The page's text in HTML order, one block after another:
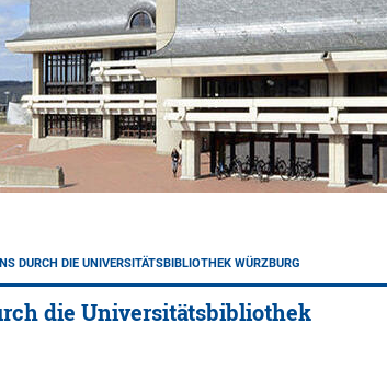
DURCH DIE UNIVERSITÄTSBIBLIOTHEK WÜRZBURG
die Universitätsbibliothek